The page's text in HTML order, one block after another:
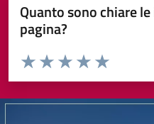
Quanto sono chiare
pagina?
Valuta da 1 a 5 stelle la pagina
Valuta 5
Valuta 4 stelle
Valuta 3 stelle su 5
Valuta 2 stelle su 5
Valuta 1 stelle su 5